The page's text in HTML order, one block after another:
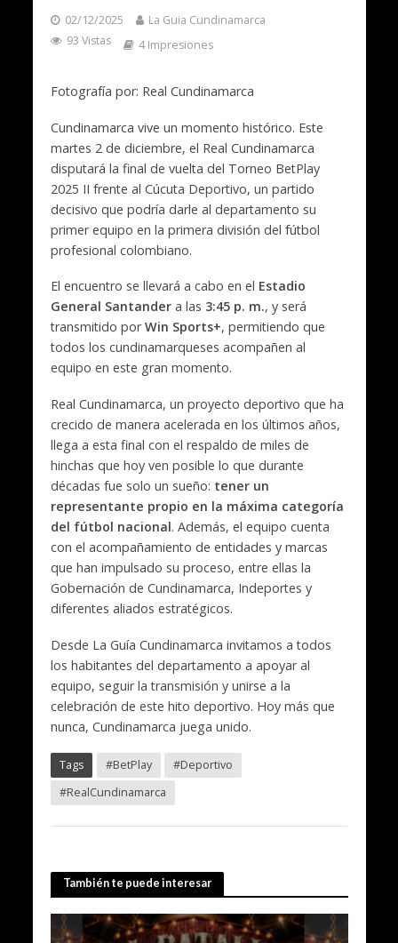
02/12/2025
La Guia Cundinamarca
93 Vistas
4 Impresiones
Fotografía por: Real Cundinamarca
Cundinamarca vive un momento histórico. Este
martes 2 de diciembre, el Real Cundinamarca
disputará la final de vuelta del Torneo BetPlay
2025 II frente al Cúcuta Deportivo, un partido
decisivo que podría darle al departamento su
primer equipo en la primera división del fútbol
profesional colombiano.
El encuentro se llevará a cabo en el Estadio
General Santandera las 3:45 p. m., y será
transmitido porWin Sports+, permitiendo que
todos los cundinamarqueses acompañen al
equipo en este gran momento.
Real Cundinamarca, un proyecto deportivo que ha
crecido de manera acelerada en los últimos años,
llega a esta final con el respaldo de miles de
hinchas que hoy ven posible lo que durante
décadas fue solo un sueño: tener un
representante propio en la máxima categoría
del fútbol nacional. Además, el equipo cuenta
con el acompañamiento de entidades y marcas
que han impulsado su proceso, entre ellas la
Gobernación de Cundinamarca, Indeportes y
diferentes aliados estratégicos.
Desde La Guía Cundinamarca invitamos a todos
los habitantes del departamento a apoyar al
equipo, seguir la transmisión y unirse a la
celebración de este hito deportivo. Hoy más que
nunca, Cundinamarca juega unido.
Tags #BetPlay
#Deportivo
#RealCundinamarca
También te puede interesar